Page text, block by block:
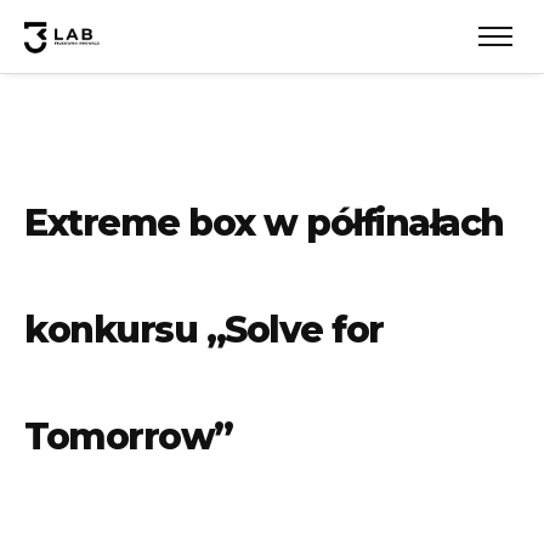
Extreme box w półfinałach
konkursu „Solve for
Tomorrow”